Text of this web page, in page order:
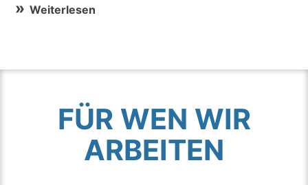
Weiterlesen
FÜR WEN WIR
ARBEITEN